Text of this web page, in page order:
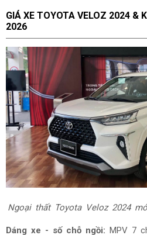
GIÁ XE TOYOTA VELOZ 2024 &
2026
Ngoại thất Toyota Veloz 2024
Dáng xe - số chỗ ngồi: MPV 7